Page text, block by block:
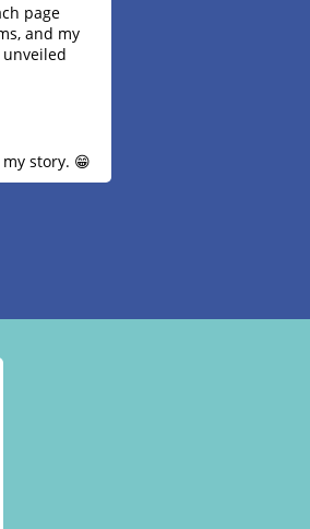
page
and my
story. 😁